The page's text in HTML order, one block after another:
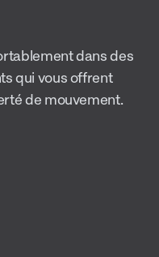
dans des
qui vous offrent
de mouvement.